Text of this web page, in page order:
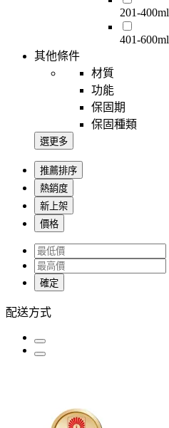
201-400ml
401-600ml
其他條件
材質
功能
保固期
保固種類
選更多
推薦排序
熱銷度
新上架
價格
確定
配送方式